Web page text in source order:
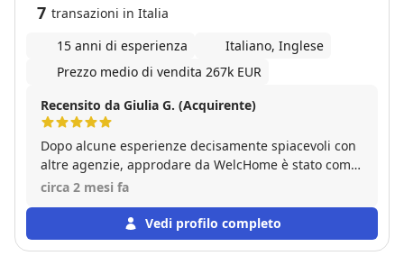
7 transazioni in Italia
15 anni di esperienza
Italiano, Inglese
Prezzo medio di vendita 267k EUR
Recensito da Giulia G. (Acquirente)
Dopo alcune esperienze decisamente spiacevoli con
altre agenzie, approdare da WelcHome è stato come
trovare un'oasi nel deserto. Tutto il team si è
ringraziamento speciale va a Elena Puzone, che è
stata semplicemente fantastica. Abbiamo acquistato
circa 2 mesi fa
Vedi profilo completo